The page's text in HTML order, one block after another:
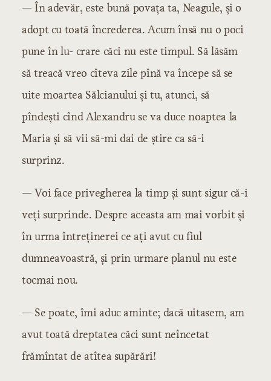
— În adevăr, este bună povața ta, Neagule, și o
adopt cu toată încrederea. Acum însă nu o poci
pune în lu- crare căci nu este timpul. Să lăsăm
să treacă vreo cîteva zile pînă va începe să se
uite moartea Sălcianului și tu, atunci, să
pîndești cînd Alexandru se va duce noaptea la
Maria și să vii să-mi dai de știre ca să-i
surprinz.
— Voi face privegherea la timp și sunt sigur că-i
veți surprinde. Despre aceasta am mai vorbit și
în urma întreținerei ce ați avut cu fiul
dumneavoastră, și prin urmare planul nu este
tocmai nou.
— Se poate, îmi aduc aminte; dacă uitasem, am
avut toată dreptatea căci sunt neîncetat
frămîntat de atîtea supărări!